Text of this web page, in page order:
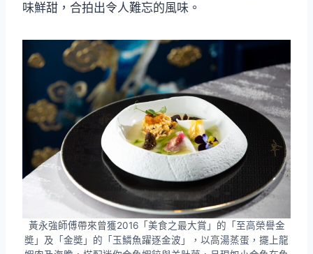
味鮮甜，合拍出令人難忘的風味。
黃永強師傅帶來曾獲2016「美食之最大賞」的「至高榮譽金
奬」及「金奬」的「玉鱗魚躍逐金波」，以高湯蒸蛋，擺上龍